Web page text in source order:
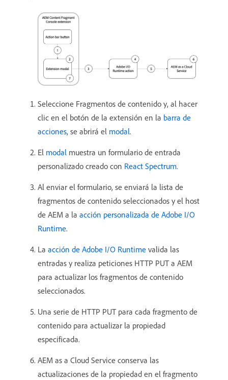
Seleccione Fragmentos de contenido y, al hacer
clic en el botón de la extensión en la barra de
acciones, se abrirá el modal.
El modal muestra un formulario de entrada
personalizado creado con React Spectrum.
Al enviar el formulario, se enviará la lista de
fragmentos de contenido seleccionados y el host
de AEM a la acción personalizada de Adobe I/O
Runtime.
La acción de Adobe I/O Runtime valida las
entradas y realiza peticiones HTTP PUT a AEM
para actualizar los fragmentos de contenido
seleccionados.
Una serie de HTTP PUT para cada fragmento de
contenido para actualizar la propiedad
especificada.
AEM as a Cloud Service conserva las
actualizaciones de la propiedad en el fragmento